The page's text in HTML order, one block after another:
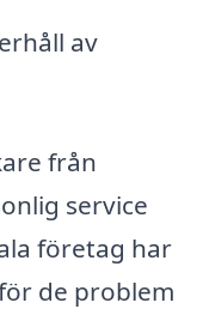
av
från
service
företag har
de problem